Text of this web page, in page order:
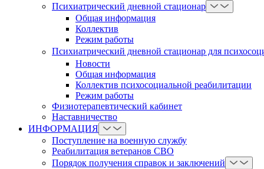
Психиатрический дневной стационар
Общая информация
Коллектив
Режим работы
Психиатрический дневной стационар для
Новости
Общая информация
Коллектив психосоциальной реабилитации
Режим работы
Физиотерапевтический кабинет
Наставничество
ИНФОРМАЦИЯ
Поступление на военную службу
Реабилитация ветеранов СВО
Порядок получения справок и заключений